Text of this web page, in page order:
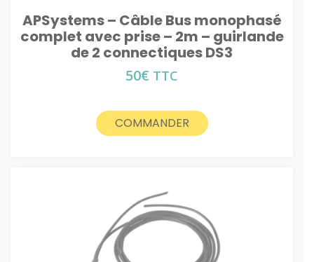
APSystems – Câble Bus monophasé
complet avec prise – 2m – guirlande
de 2 connectiques DS3
50€ TTC
COMMANDER